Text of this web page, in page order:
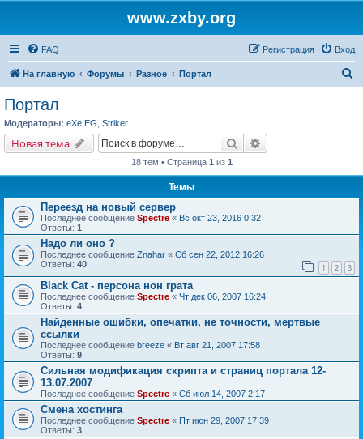
www.zxby.org
FAQ Вход
Регистрация
На главную Форумы Разное Портал
Портал
Модераторы: eXe.EG Striker
Новая тема Поиск
18 тем • Страница 1 из 1
Темы
Переезд на новый сервер
Последнее сообщение Spectre « Вс окт 23, 2016 0:32
Ответы: 1
Надо ли оно ?
Последнее сообщение Znahar « Сб сен 22, 2012 16:26
Ответы: 40 1 2 3
Black Cat - персона нон грата
Последнее сообщение Spectre « Чт дек 06, 2007 16:24
Ответы: 4
Найденные ошибки, опечатки, не точности, мертвые
ссылки
Последнее сообщение breeze « Вт авг 21, 2007 17:58
Ответы: 9
Сильная модификация скрипта и страниц портала 12-
13.07.2007
Последнее сообщение Spectre « Сб июл 14, 2007 2:17
Смена хостинга
Последнее сообщение Spectre « Пт июн 29, 2007 17:39
Ответы: 3